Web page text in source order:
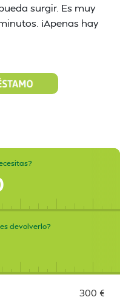
surgir. Es muy
¡Apenas hay
devolverlo?
300 €